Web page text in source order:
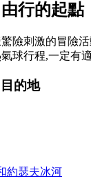
行的起點
險刺激的冒險
球行程,一定有
的地
約瑟夫冰河